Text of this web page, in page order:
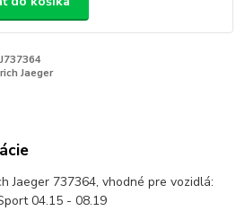
Jaeger
Jaeger 737364, vhodné pre vozidlá:
04.15 - 08.19